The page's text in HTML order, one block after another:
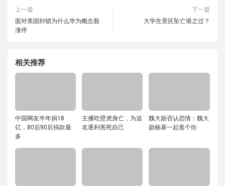
上一篇
面对美国封锁为什么华为概念股
涨停
下一篇
大学生景区坠亡谁之过？
相关推荐
中国网友半年捐18
亿，80后90后捐款最
多
主播吃壁虎身亡，为追
名逐利害死自己
魏大勋否认恋情：魏大
勋杨幂一起逛个街